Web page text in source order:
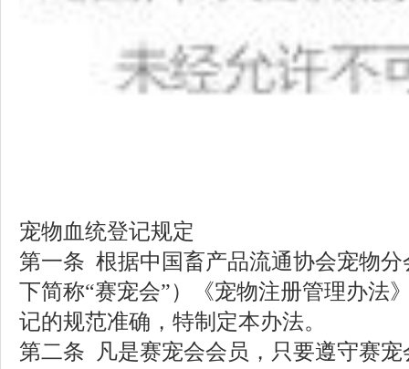
宠物血统登记规定
第一条 根据中国畜产品流通协会宠物
下简称“赛宠会”）《宠物注册管理办法
记的规范准确，特制定本办法。
第二条
凡是赛宠会会员，只要遵守赛